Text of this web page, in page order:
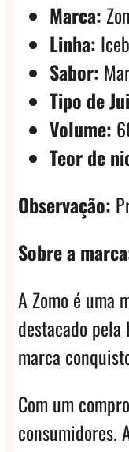
Marca:
Linha:
Sabor:
Tipo de
Volume:
Teor de
Observação:
Sobre a
A Zomo é uma
destacado
marca
Com um
consumidores.